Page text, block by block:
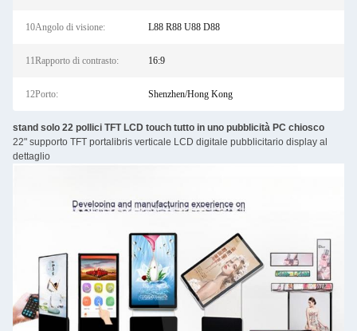
10Angolo di visione: L88 R88 U88 D88
11Rapporto di contrasto: 16:9
12Porto: Shenzhen/Hong Kong
stand solo 22 pollici TFT LCD touch tutto in uno pubblicità PC chiosco
22" supporto TFT portalibris verticale LCD digitale pubblicitario display al
dettaglio